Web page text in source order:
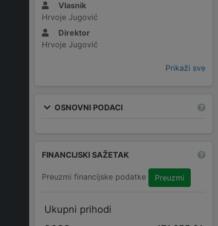
Vlasnik
Hrvoje Jugović
Direktor
Hrvoje Jugović
Prikaži sve
OSNOVNI PODACI
FINANCIJSKI SAŽETAK
Preuzmi financijske podatke Preuzmi
Ukupni prihodi